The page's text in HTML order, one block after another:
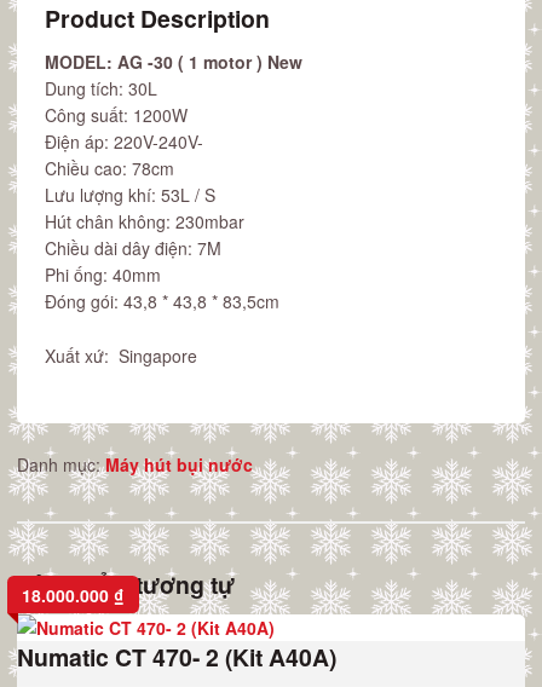
số
lượng
Product Description
MODEL: AG -30 ( 1 motor ) New
Dung tích: 30L
Công suất: 1200W
Điện áp: 220V-240V-
Chiều cao: 78cm
Lưu lượng khí: 53L / S
Hút chân không: 230mbar
Chiều dài dây điện: 7M
Phi ống: 40mm
Đóng gói: 43,8 * 43,8 * 83,5cm
Xuất xứ: Singapore
Danh mục:Máy hút bụi nước
Sản phẩm tương tự
18.000.000 ₫
Numatic CT 470- 2 (Kit A40A)